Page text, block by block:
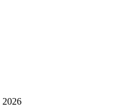
2026